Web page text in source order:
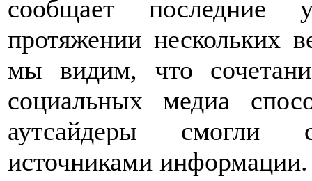
сообщает последние
протяжении нескольких
мы видим, что
социальных медиа
аутсайдеры смогли
источниками информации.